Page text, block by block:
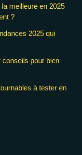
meilleure en 2025
?
2025 qui
conseils pour bien
à tester en